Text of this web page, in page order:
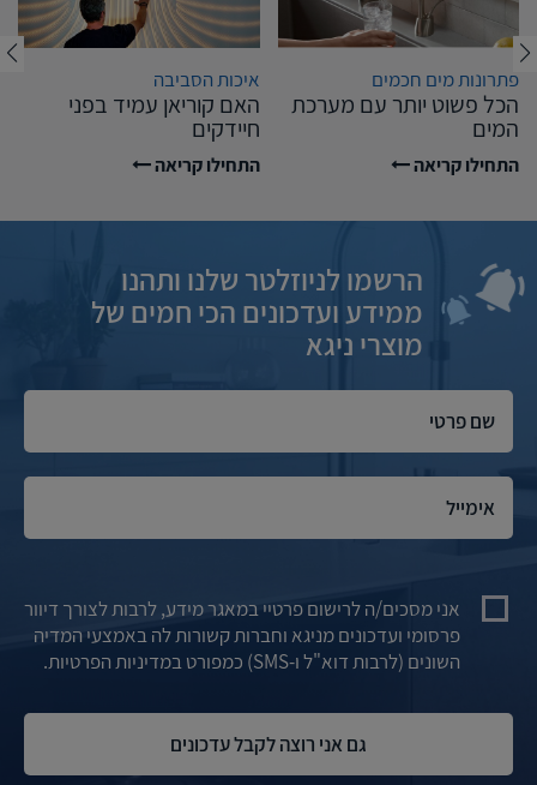
פתרונות מים חכמים
הכל פשוט יותר עם מערכת
המים
התחילו קריאה
איכות הסביבה
האם קוריאן עמיד בפני
חיידקים
התחילו קריאה
הרשמו לניוזלטר שלנו ותהנו
ממידע ועדכונים הכי חמים של
מוצרי ניגא
אני מסכים/ה לרישום פרטיי במאגר מידע, לרבות לצורך דיוור
פרסומי ועדכונים מניגא וחברות קשורות לה באמצעי המדיה
השונים (לרבות דוא"ל ו-SMS) כמפורט במדיניות הפרטיות.